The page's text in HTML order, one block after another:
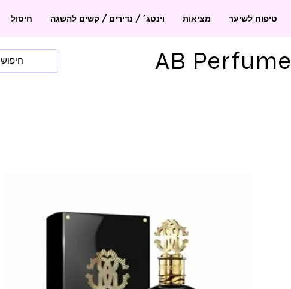
טיפוח לשיער מציאות וינטג׳ / נדירים / קשים להשגה חיסול
AB Perfume